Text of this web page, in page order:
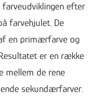
efter
farvehjulet. De
en primærfarve og
er en række
mellem de rene
sekundærfarver.